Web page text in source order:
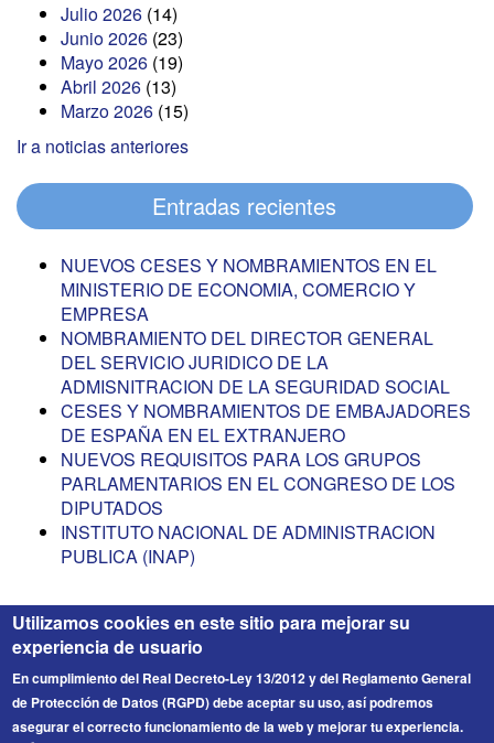
Julio 2026 (14)
Junio 2026 (23)
Mayo 2026 (19)
Abril 2026 (13)
Marzo 2026 (15)
Ir a noticias anteriores
Entradas recientes
NUEVOS CESES Y NOMBRAMIENTOS EN EL
MINISTERIO DE ECONOMIA, COMERCIO Y
EMPRESA
NOMBRAMIENTO DEL DIRECTOR GENERAL
DEL SERVICIO JURIDICO DE LA
ADMISNITRACION DE LA SEGURIDAD SOCIAL
CESES Y NOMBRAMIENTOS DE EMBAJADORES
DE ESPAÑA EN EL EXTRANJERO
NUEVOS REQUISITOS PARA LOS GRUPOS
PARLAMENTARIOS EN EL CONGRESO DE LOS
DIPUTADOS
INSTITUTO NACIONAL DE ADMINISTRACION
PUBLICA (INAP)
Utilizamos cookies en este sitio para mejorar su
experiencia de usuario
En cumplimiento del Real Decreto-Ley 13/2012 y del Reglamento General
de Protección de Datos (RGPD) debe aceptar su uso, así podremos
asegurar el correcto funcionamiento de la web y mejorar tu experiencia.